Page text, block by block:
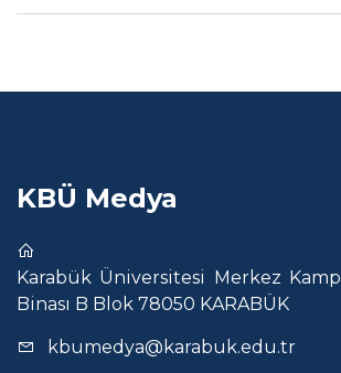
KBÜ Medya
Karabük Üniversitesi Merkez
Binası B Blok 78050 KARABÜK
kbumedya@karabuk.edu.tr